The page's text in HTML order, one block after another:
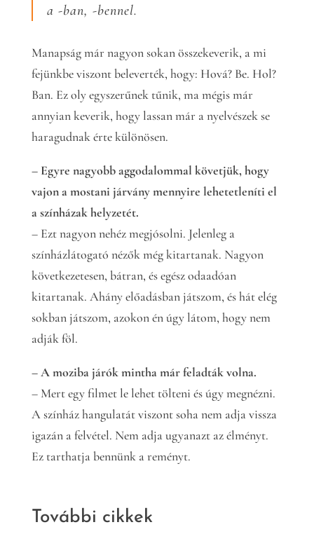
a -ban, -bennel.
Manapság már nagyon sokan összekeverik, a mi
fejünkbe viszont beleverték, hogy: Hová? Be. Hol?
Ban. Ez oly egyszerűnek tűnik, ma mégis már
annyian keverik, hogy lassan már a nyelvészek se
haragudnak érte különösen.
– Egyre nagyobb aggodalommal követjük, hogy
vajon a mostani járvány mennyire lehetetleníti el
a színházak helyzetét.
– Ezt nagyon nehéz megjósolni. Jelenleg a
színházlátogató nézők még kitartanak. Nagyon
következetesen, bátran, és egész odaadóan
kitartanak. Ahány előadásban játszom, és hát elég
sokban játszom, azokon én úgy látom, hogy nem
adják föl.
– A moziba járók mintha már feladták volna.
– Mert egy filmet le lehet tölteni és úgy megnézni.
A színház hangulatát viszont soha nem adja vissza
igazán a felvétel. Nem adja ugyanazt az élményt.
Ez tarthatja bennünk a reményt.
További cikkek